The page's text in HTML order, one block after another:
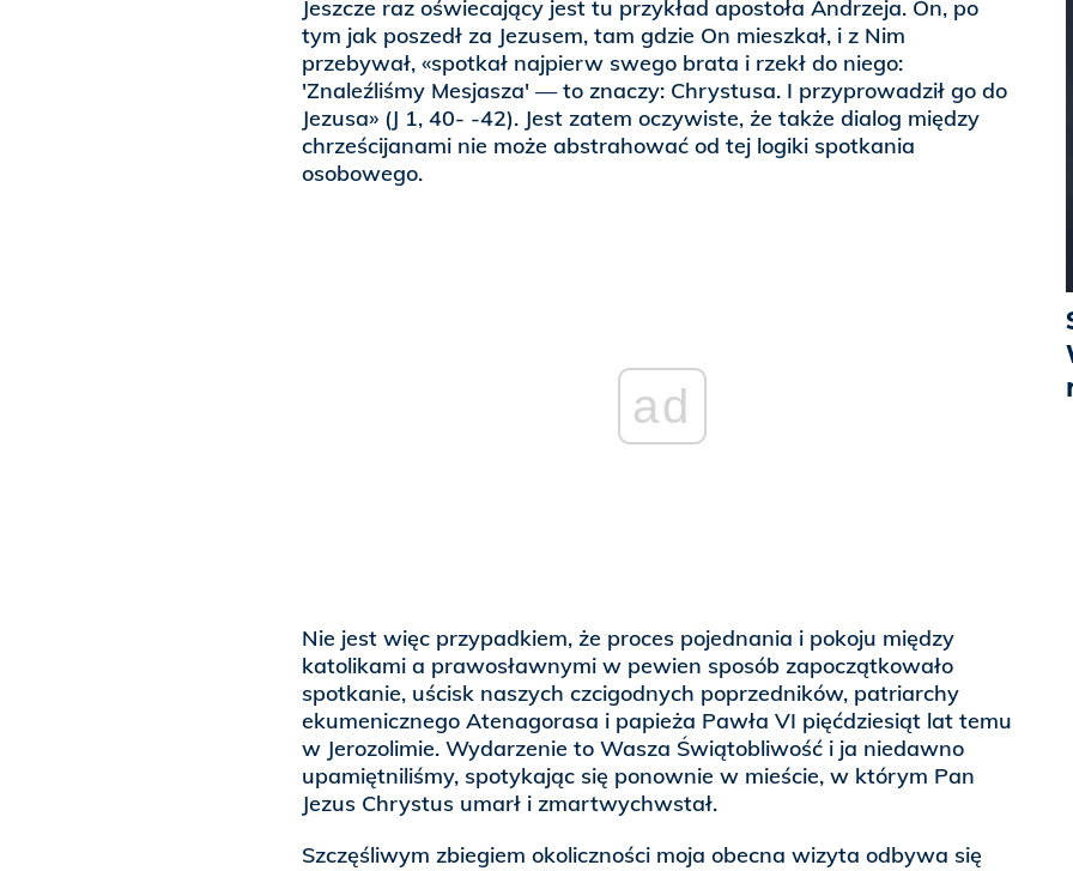
Jeszcze raz oświecający jest tu przykład apostoła Andrzeja. On, po
tym jak poszedł za Jezusem, tam gdzie On mieszkał, i z Nim
przebywał, «spotkał najpierw swego brata i rzekł do niego:
'Znaleźliśmy Mesjasza' — to znaczy: Chrystusa. I przyprowadził go do
Jezusa» (J 1, 40- -42). Jest zatem oczywiste, że także dialog między
chrześcijanami nie może abstrahować od tej logiki spotkania
osobowego.
ad
Nie jest więc przypadkiem, że proces pojednania i pokoju między
katolikami a prawosławnymi w pewien sposób zapoczątkowało
spotkanie, uścisk naszych czcigodnych poprzedników, patriarchy
ekumenicznego Atenagorasa i papieża Pawła VI pięćdziesiąt lat temu
w Jerozolimie. Wydarzenie to Wasza Świątobliwość i ja niedawno
upamiętniliśmy, spotykając się ponownie w mieście, w którym Pan
Jezus Chrystus umarł i zmartwychwstał.
Szczęśliwym zbiegiem okoliczności moja obecna wizyta odbywa się